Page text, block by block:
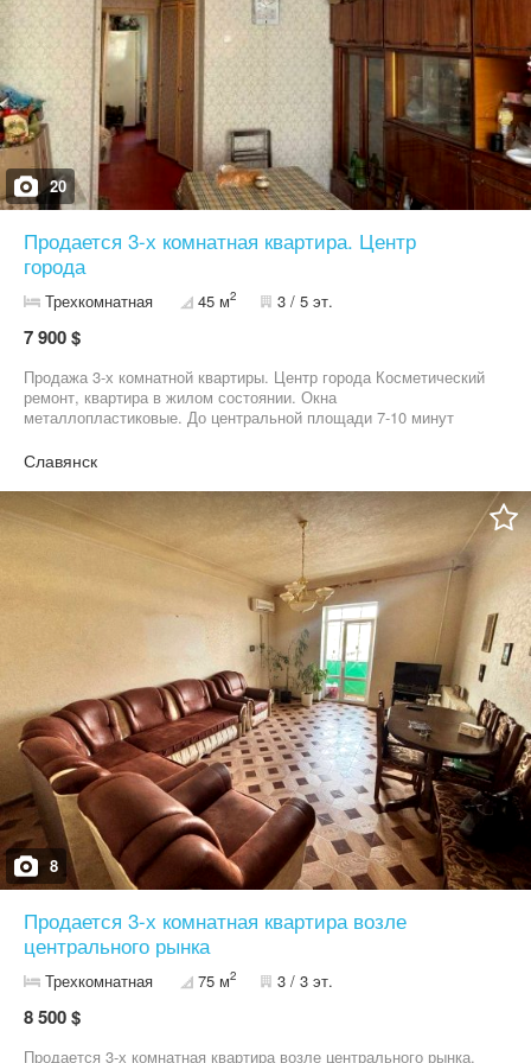
20
Продается 3-х комнатная квартира. Центр
города
Трехкомнатная 45 м2 3 / 5 эт.
7 900 $
Продажа 3-х комнатной квартиры. Центр города Косметический
ремонт, квартира в жилом состоянии. Окна
металлопластиковые. До центральной площади 7-10 минут
Славянск
8
Продается 3-х комнатная квартира возле
центрального рынка
Трехкомнатная 75 м2 3 / 3 эт.
8 500 $
Продается 3-х комнатная квартира возле центрального рынка.